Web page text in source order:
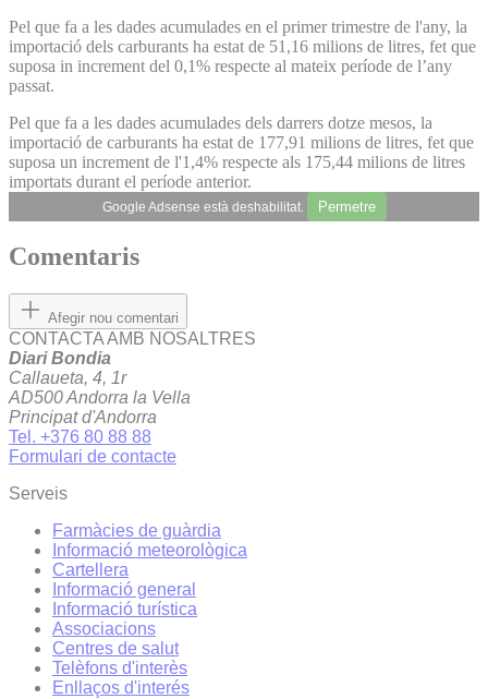
Pel que fa a les dades acumulades en el primer trimestre de l'any, la
importació dels carburants ha estat de 51,16 milions de litres, fet que
suposa in increment del 0,1% respecte al mateix període de l’any
passat.
Pel que fa a les dades acumulades dels darrers dotze mesos, la
importació de carburants ha estat de 177,91 milions de litres, fet que
suposa un increment de l'1,4% respecte als 175,44 milions de litres
importats durant el període anterior.
Google Adsense està deshabilitat. Permetre
Comentaris
Afegir nou comentari
CONTACTA AMB NOSALTRES
Diari Bondia
Callaueta, 4, 1r
AD500 Andorra la Vella
Principat d'Andorra
Tel. +376 80 88 88
Formulari de contacte
Serveis
Farmàcies de guàrdia
Informació meteorològica
Cartellera
Informació general
Informació turística
Associacions
Centres de salut
Telèfons d'interès
Enllaços d'interés